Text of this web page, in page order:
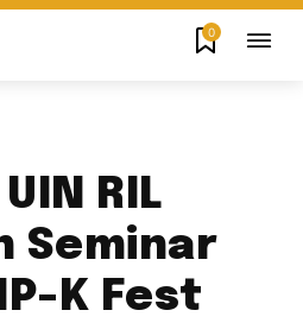
0
RIL
Seminar
K Fest